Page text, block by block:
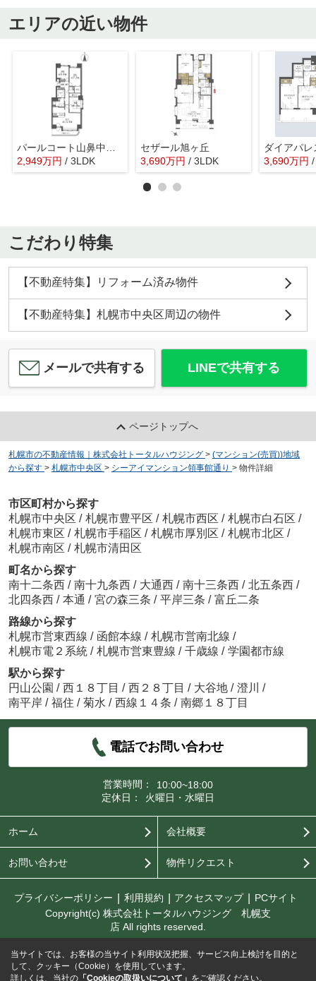
エリアの近い物件
2,949万円 / 3LDK
セザール旭ヶ丘
3,690万円 / 3LDK
ダイアパ
3,690万円
こだわり特集
【不動産特集】リフォーム済み物件
【不動産特集】札幌市中央区周辺の物件
メールで共有する LINEで共有する
ページトップへ
札幌市の不動産情報｜株式会社トータルハウジング > (マンション(売買))地域
から探す > 札幌市中央区 > シーアイマンション領事館通り > 物件詳細
市区町村から探す
札幌市中央区 / 札幌市豊平区 / 札幌市西区 / 札幌市白石区 /
札幌市東区 / 札幌市手稲区 / 札幌市厚別区 / 札幌市北区 /
札幌市南区 / 札幌市清田区
町名から探す
南十二条西 / 南十九条西 / 大通西 / 南十三条西 / 北五条西 /
北四条西 / 本通 / 宮の森三条 / 平岸三条 / 富丘二条
路線から探す
札幌市営東西線 / 函館本線 / 札幌市営南北線 /
札幌市電２系統 / 札幌市営東豊線 / 千歳線 / 学園都市線
駅から探す
円山公園 / 西１８丁目 / 西２８丁目 / 大谷地 / 澄川
/
南平岸 / 福住 / 菊水 / 西線１４条 / 南郷１８丁目
電話でお問い合わせ
営業時間：
10:00~18:00
定休日：
火曜日・水曜日
ホーム 会社概要
お問い合わせ 物件リクエスト
プライバシーポリシー 利用規約 アクセスマップ
PCサイト
Copyright(c) 株式会社トータルハウジング 札幌支
店 All rights reserved.
当サイトでは、お客様の当サイト利用状況把握、サービス向上検討を目的と
して、クッキー（Cookie）を使用しています。
詳しくは、当社の 「Cookieの取扱いについて」 をご確認ください。